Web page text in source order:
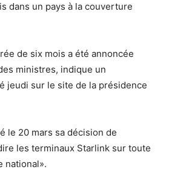
dans un pays à la couverture
de six mois a été annoncée
ministres, indique un
jeudi sur le site de la présidence
le 20 mars sa décision de
les terminaux Starlink sur toute
national».